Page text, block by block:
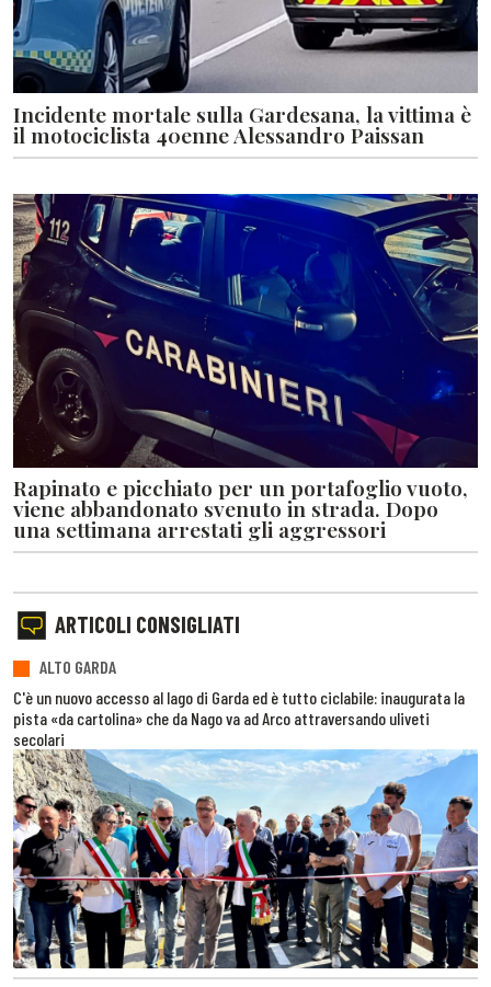
Incidente mortale sulla Gardesana, la vittima è
il motociclista 40enne Alessandro Paissan
Rapinato e picchiato per un portafoglio vuoto,
viene abbandonato svenuto in strada. Dopo
una settimana arrestati gli aggressori
ARTICOLI CONSIGLIATI
ALTO GARDA
C'è un nuovo accesso al lago di Garda ed è tutto ciclabile: inaugurata la
pista «da cartolina» che da Nago va ad Arco attraversando uliveti
secolari